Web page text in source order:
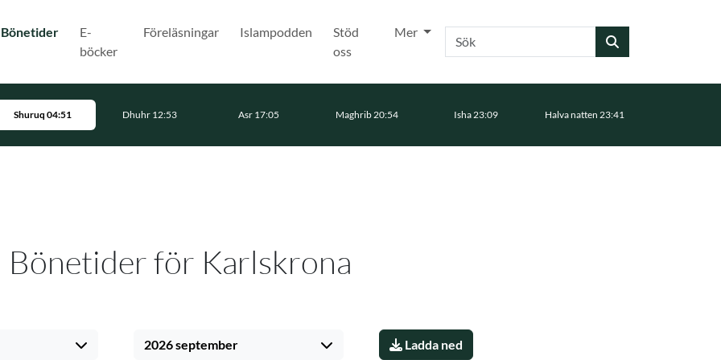
Bönetider(Nuvarande)
E-
böcker
Föreläsningar Islampodden
Stöd
oss
Mer Sök
Shuruq 04:51 Dhuhr 12:53 Asr 17:05 Maghrib 20:54 Isha 23:09 Halva natten 23:41
Bönetider för Karlskrona
2026 september Ladda ned